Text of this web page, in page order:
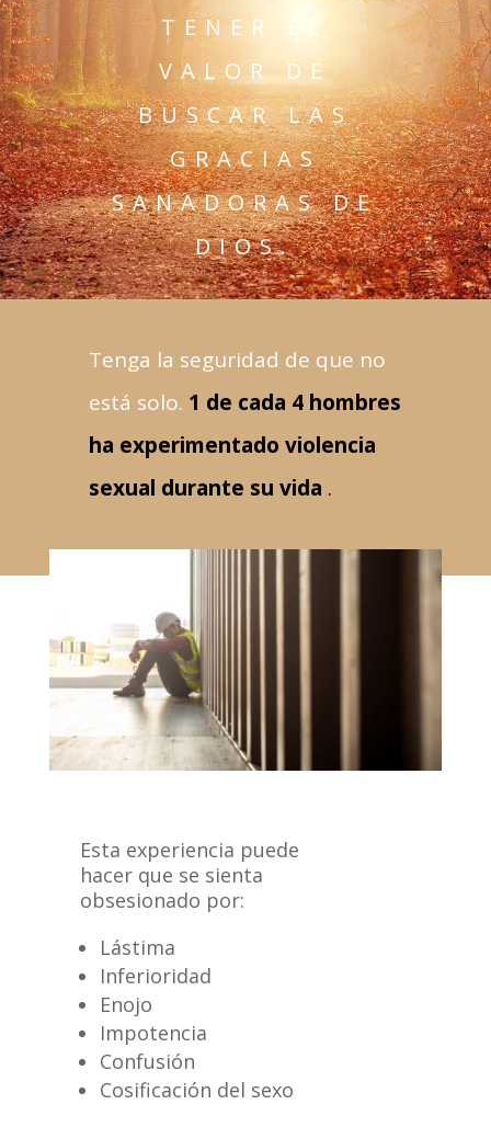
TENER EL
VALOR DE
BUSCAR LAS
GRACIAS
SANADORAS DE
DIOS.
Tenga la seguridad de que no
está solo. 1 de cada 4 hombres
ha experimentado violencia
sexual durante su vida .
Esta experiencia puede
hacer que se sienta
obsesionado por:
Lástima
Inferioridad
Enojo
Impotencia
Confusión
Cosificación del sexo